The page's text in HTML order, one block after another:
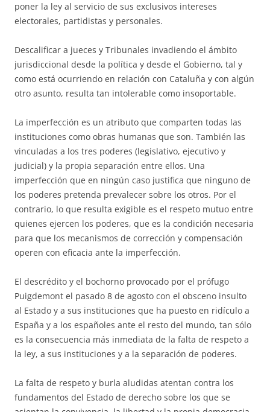
poner la ley al servicio de sus exclusivos intereses
electorales, partidistas y personales.
Descalificar a jueces y Tribunales invadiendo el ámbito
jurisdiccional desde la política y desde el Gobierno, tal y
como está ocurriendo en relación con Cataluña y con algún
otro asunto, resulta tan intolerable como insoportable.
La imperfección es un atributo que comparten todas las
instituciones como obras humanas que son. También las
vinculadas a los tres poderes (legislativo, ejecutivo y
judicial) y la propia separación entre ellos. Una
imperfección que en ningún caso justifica que ninguno de
los poderes pretenda prevalecer sobre los otros. Por el
contrario, lo que resulta exigible es el respeto mutuo entre
quienes ejercen los poderes, que es la condición necesaria
para que los mecanismos de corrección y compensación
operen con eficacia ante la imperfección.
El descrédito y el bochorno provocado por el prófugo
Puigdemont el pasado 8 de agosto con el obsceno insulto
al Estado y a sus instituciones que ha puesto en ridículo a
España y a los españoles ante el resto del mundo, tan sólo
es la consecuencia más inmediata de la falta de respeto a
la ley, a sus instituciones y a la separación de poderes.
La falta de respeto y burla aludidas atentan contra los
fundamentos del Estado de derecho sobre los que se